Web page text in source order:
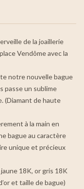
de la joaillerie
Vendôme avec la
notre nouvelle bague
passe un sublime
(Diamant de haute
à la main en
bague au caractère
unique et précieux
18K, or gris 18K
et taille de bague)